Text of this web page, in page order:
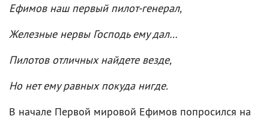
Ефимов наш первый пилот-генерал,
Железные нервы Господь ему дал…
Пилотов отличных найдете везде,
Но нет ему равных покуда нигде.
В начале Первой мировой Ефимов попросился на